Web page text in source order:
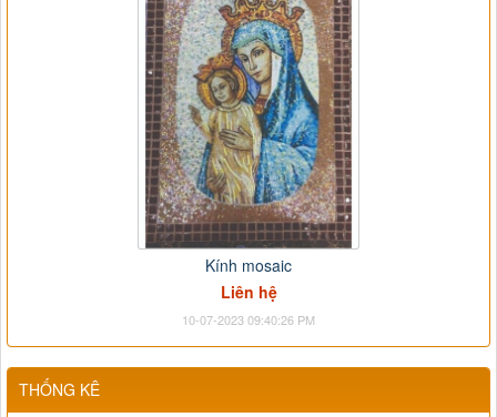
Kính mosaic
Liên hệ
10-07-2023 09:40:26 PM
THỐNG KÊ